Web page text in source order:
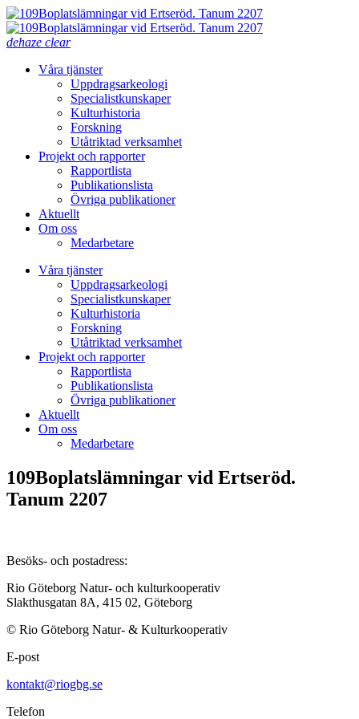
dehaze clear
Våra tjänster
Uppdragsarkeologi
Specialistkunskaper
Kulturhistoria
Forskning
Utåtriktad verksamhet
Projekt och rapporter
Rapportlista
Publikationslista
Övriga publikationer
Aktuellt
Om oss
Medarbetare
Våra tjänster
Uppdragsarkeologi
Specialistkunskaper
Kulturhistoria
Forskning
Utåtriktad verksamhet
Projekt och rapporter
Rapportlista
Publikationslista
Övriga publikationer
Aktuellt
Om oss
Medarbetare
109Boplatslämningar vid Ertseröd.
Tanum 2207
Besöks- och postadress:
Rio Göteborg Natur- och kulturkooperativ
Slakthusgatan 8A, 415 02, Göteborg
© Rio Göteborg Natur- & Kulturkooperativ
E-post
kontakt@riogbg.se
Telefon